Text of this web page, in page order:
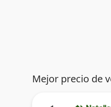
Mejor precio de